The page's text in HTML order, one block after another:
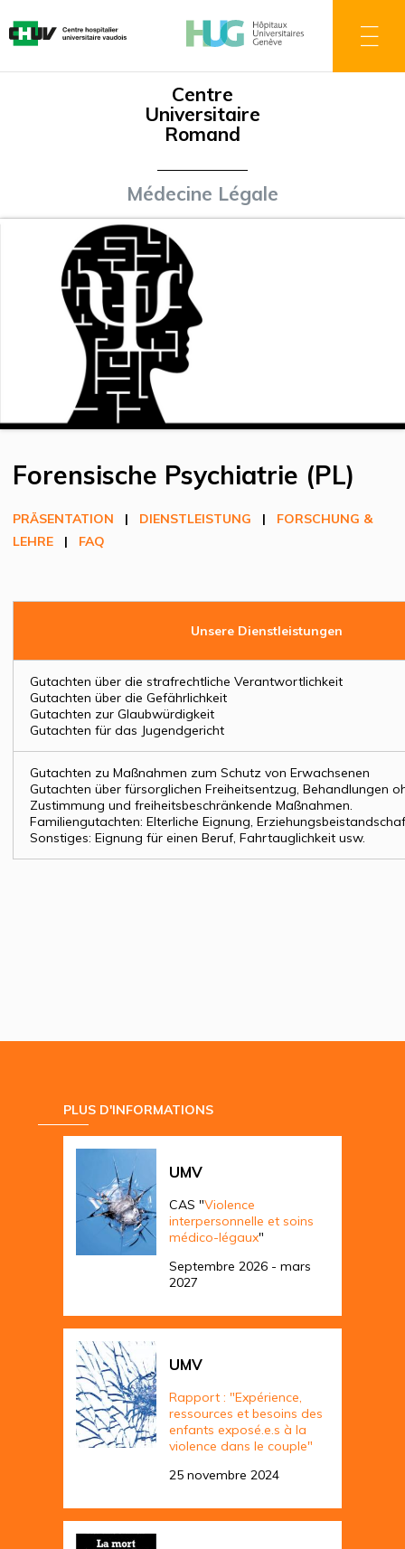
zum
Inhalt
Centre
Universitaire
Romand
Médecine Légale
Forensische Psychiatrie (PL)
PRÄSENTATION | DIENSTLEISTUNG | FORSCHUNG &
LEHRE | FAQ
Unsere Dienstleistungen
Gutachten über die strafrechtliche Verantwortlichkeit
Gutachten über die Gefährlichkeit
Gutachten zur Glaubwürdigkeit
Gutachten für das Jugendgericht
Gutachten zu Maßnahmen zum Schutz von Erwachsenen
Gutachten über fürsorglichen Freiheitsentzug, Behandlungen
Zustimmung und freiheitsbeschränkende Maßnahmen.
Familiengutachten: Elterliche Eignung,
Sonstiges: Eignung für einen Beruf, Fahrtauglichkeit usw.
PLUS D'INFORMATIONS
UMV
CAS "Violence
interpersonnelle et soins
médico-légaux"
Septembre 2026 - mars
2027
UMV
Rapport : "Expérience,
ressources et besoins des
enfants exposé.e.s à la
violence dans le couple"
25 novembre 2024